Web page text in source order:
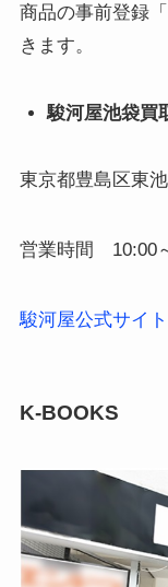
商品の事前登録
きます。
駿河屋池袋買
東京都豊島区東
営業時間 10:00
駿河屋公式サイト
K-BOOKS